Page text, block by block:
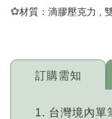
✿材質： 滴膠壓克力 ,
訂購需知
台灣境內單